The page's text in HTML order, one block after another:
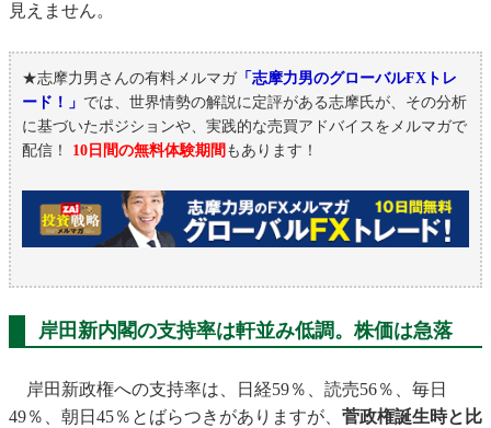
見えません。
★志摩力男さんの有料メルマガ「志摩力男のグローバルFXトレ
ード！」 では、世界情勢の解説に定評がある志摩氏が、その分析
に基づいたポジションや、実践的な売買アドバイスをメルマガで
配信！
10日間の無料体験期間 もあります！
岸田新内閣の支持率は軒並み低調。株価は急落
岸田新政権への支持率は、日経59％、読売56％、毎日
49％、朝日45％とばらつきがありますが、 菅政権誕生時と比